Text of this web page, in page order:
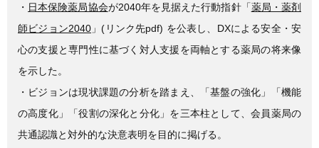
・ 日本保険薬局協会が2040年を見据えた行動指針「薬局・薬剤
師ビジョン2040 」(リンク先pdf) を公表し、DXによる安全・安
心の支援と専門性に基づく対人支援を両軸とする薬局の将来像
を示した。
・ビジョンは現状課題の分析を踏まえ、「基盤の強化」「機能
の高度化」「役割の深化と分化」を三本柱として、会員薬局の
共通認識と対外的な決意表明を目的に掲げる。